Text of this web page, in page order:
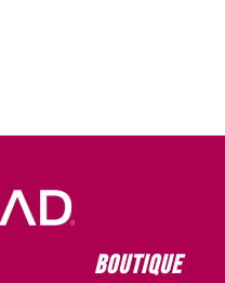
Boutique